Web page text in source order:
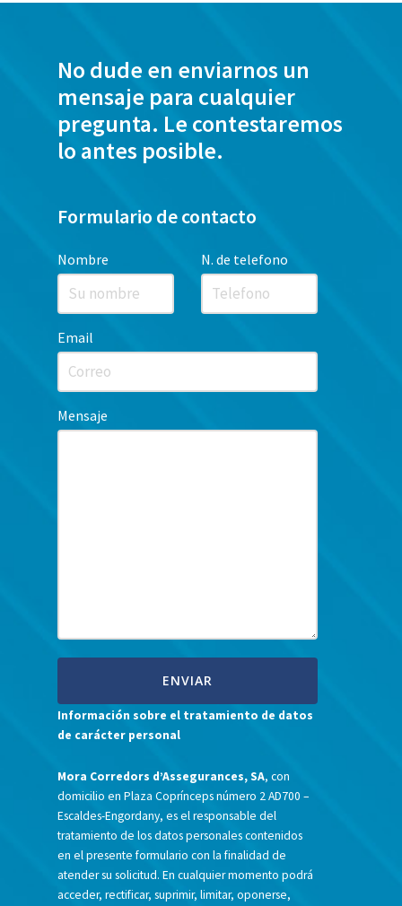
No dude en enviarnos un
mensaje para cualquier
pregunta. Le contestaremos
lo antes posible.
Formulario de contacto
Nombre N. de telefono
Email
Mensaje
Información sobre el tratamiento de datos
de carácter personal
Mora Corredors d’Assegurances, SA, con
domicilio en Plaza Coprínceps número 2 AD700 –
Escaldes-Engordany, es el responsable del
tratamiento de los datos personales contenidos
en el presente formulario con la finalidad de
atender su solicitud. En cualquier momento podrá
acceder, rectificar, suprimir, limitar, oponerse,